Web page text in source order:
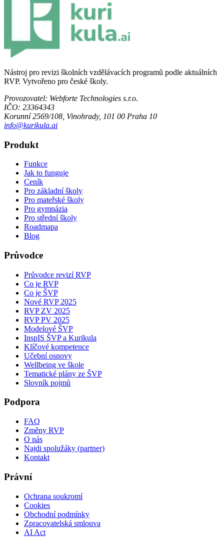
Nástroj pro revizi školních vzdělávacích programů podle aktuálních
RVP. Vytvořeno pro české školy.
Provozovatel: Webforte Technologies s.r.o.
IČO: 23364343
Korunní 2569/108, Vinohrady, 101 00 Praha 10
info@kurikula.ai
Produkt
Funkce
Jak to funguje
Ceník
Pro základní školy
Pro mateřské školy
Pro gymnázia
Pro střední školy
Roadmapa
Blog
Průvodce
Průvodce revizí RVP
Co je RVP
Co je ŠVP
Nové RVP 2025
RVP ZV 2025
RVP PV 2025
Modelové ŠVP
InspIS ŠVP a Kurikula
Klíčové kompetence
Učební osnovy
Wellbeing ve škole
Tematické plány ze ŠVP
Slovník pojmů
Podpora
FAQ
Změny RVP
O nás
Najdi spolužáky (partner)
Kontakt
Právní
Ochrana soukromí
Cookies
Obchodní podmínky
Zpracovatelská smlouva
AI Act